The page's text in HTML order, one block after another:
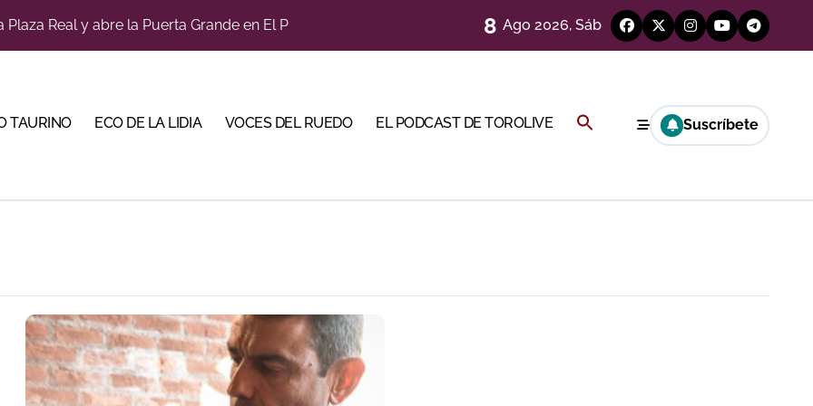
Real y abre la Puerta Grande en El Puerto
con alicientes y marcado acento torista
abre la feria de La Albahaca de Huesca
cuadro de honor de las Colombinas 2026
y sale reforzado junto a Manzanares y Morante
8 Ago 2026, Sáb
TAURINO ECO DE LA LIDIA VOCES DEL RUEDO EL PODCAST DE TOROLIVE Buscar: Suscríbete